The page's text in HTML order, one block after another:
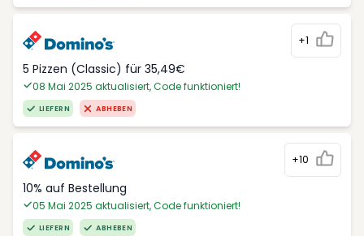
+1
5 Pizzen (Classic) für 35,49€
08 Mai 2025 aktualisiert, Code funktioniert!
LIEFERN ABHEBEN
+10
10% auf Bestellung
05 Mai 2025 aktualisiert, Code funktioniert!
LIEFERN ABHEBEN